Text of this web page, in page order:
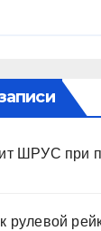
ШРУС при
рулевой